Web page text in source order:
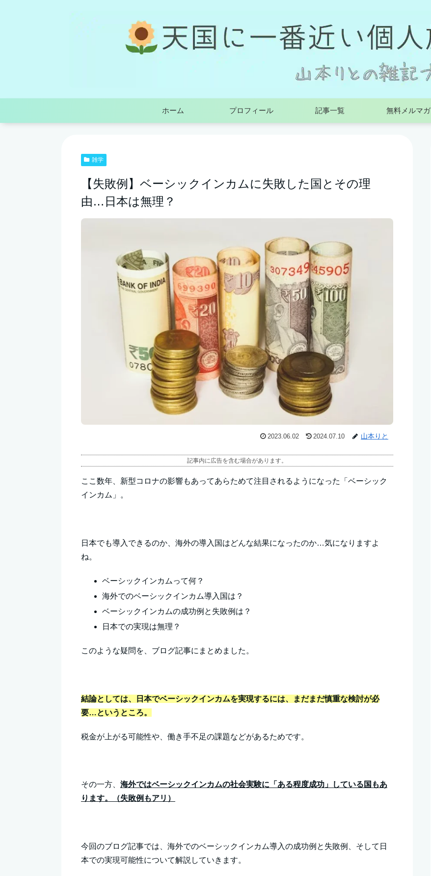
ホーム プロフィール 記事一覧 無料メルマガ
雑学
【失敗例】ベーシックインカムに失敗した国とその理
由…日本は無理？
2023.06.02 2024.07.10 山本りと
記事内に広告を含む場合があります。
ここ数年、新型コロナの影響もあってあらためて注目されるようになった「ベーシック
インカム」。
日本でも導入できるのか、海外の導入国はどんな結果になったのか…気になりますよ
ね。
ベーシックインカムって何？
海外でのベーシックインカム導入国は？
ベーシックインカムの成功例と失敗例は？
日本での実現は無理？
このような疑問を、ブログ記事にまとめました。
結論としては、日本でベーシックインカムを実現するには、まだまだ慎重な検討が必
要…というところ。
税金が上がる可能性や、働き手不足の課題などがあるためです。
その一方、 海外ではベーシックインカムの社会実験に「ある程度成功」している国もあ
ります。（失敗例もアリ）
今回のブログ記事では、海外でのベーシックインカム導入の成功例と失敗例、そして日
本での実現可能性について解説していきます。